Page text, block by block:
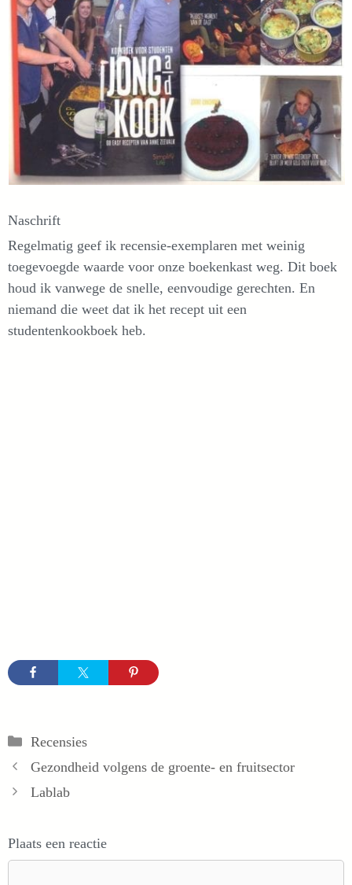
Naschrift
Regelmatig geef ik recensie-exemplaren met weinig
toegevoegde waarde voor onze boekenkast weg. Dit boek
houd ik vanwege de snelle, eenvoudige gerechten. En
niemand die weet dat ik het recept uit een
studentenkookboek heb.
Categorieën
Recensies
Gezondheid volgens de groente- en fruitsector
Lablab
Plaats een reactie